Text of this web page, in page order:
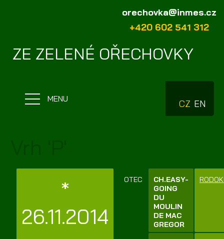
orechovka@inmes.cz
+420 602 541 312
ZE ZELENÉ OŘECHOVKY
CZ EN
MENU
*
26.11.2014
OTEC
CH.EASY-
GOING
DU
MOULIN
DE MAC
GREGOR